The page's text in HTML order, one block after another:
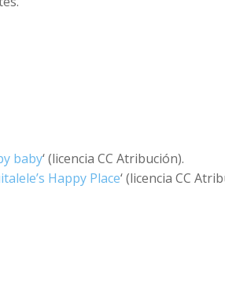
baby‘ (licencia CC Atribución).
Happy Place‘ (licencia CC